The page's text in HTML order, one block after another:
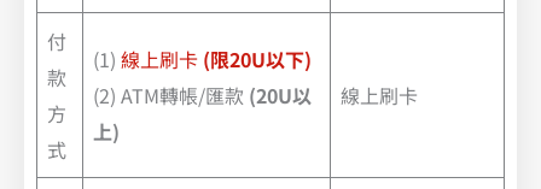
付
款
方
式
(1) 線上刷卡 (限20U以下)
(2) ATM轉帳/匯款 (20U以
上)
線上刷卡